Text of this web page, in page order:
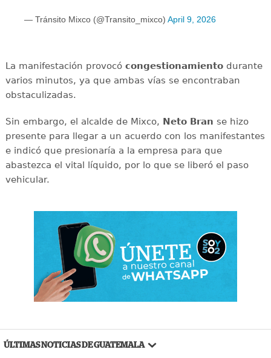
— Tránsito Mixco (@Transito_mixco) April 9, 2026
La manifestación provocó congestionamiento durante
varios minutos, ya que ambas vías se encontraban
obstaculizadas.
Sin embargo, el alcalde de Mixco, Neto Bran se hizo
presente para llegar a un acuerdo con los manifestantes
e indicó que presionaría a la empresa para que
abastezca el vital líquido, por lo que se liberó el paso
vehicular.
ÚLTIMAS NOTICIAS DE GUATEMALA